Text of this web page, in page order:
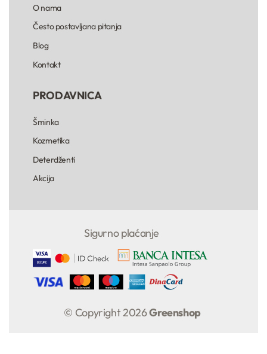
O nama
Često postavljana pitanja
Blog
Kontakt
PRODAVNICA
Šminka
Kozmetika
Deterdženti
Akcija
© Copyright 2026Greenshop
Sigurno plaćanje